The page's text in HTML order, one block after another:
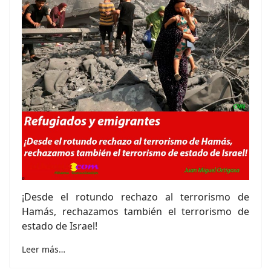
¡Desde el rotundo rechazo al terrorismo de
Hamás, rechazamos también el terrorismo de
estado de Israel!
Leer más…